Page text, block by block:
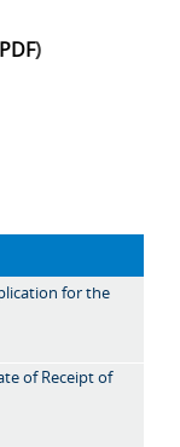
PDF)
for the
of Receipt of